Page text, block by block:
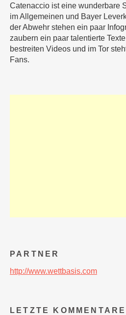
Catenaccio ist eine wunderbare
im Allgemeinen und Bayer
der Abwehr stehen ein paar
zaubern ein paar talentierte
bestreiten Videos und im Tor
Fans.
PARTNER
http://www.wettbasis.com
LETZTE KOMMENTARE